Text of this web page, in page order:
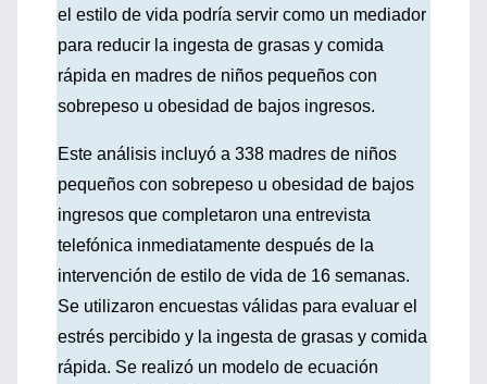
el estilo de vida podría servir como un mediador
para reducir la ingesta de grasas y comida
rápida en madres de niños pequeños con
sobrepeso u obesidad de bajos ingresos.
Este análisis incluyó a 338 madres de niños
pequeños con sobrepeso u obesidad de bajos
ingresos que completaron una entrevista
telefónica inmediatamente después de la
intervención de estilo de vida de 16 semanas.
Se utilizaron encuestas válidas para evaluar el
estrés percibido y la ingesta de grasas y comida
rápida. Se realizó un modelo de ecuación